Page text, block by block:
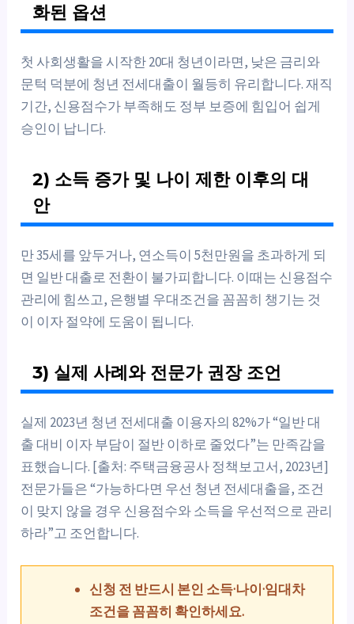
화된 옵션
첫 사회생활을 시작한 20대 청년이라면, 낮은 금리와
문턱 덕분에 청년 전세대출이 월등히 유리합니다. 재직
기간, 신용점수가 부족해도 정부 보증에 힘입어 쉽게
승인이 납니다.
2) 소득 증가 및 나이 제한 이후의 대
안
만 35세를 앞두거나, 연소득이 5천만원을 초과하게 되
면 일반 대출로 전환이 불가피합니다. 이때는 신용점수
관리에 힘쓰고, 은행별 우대조건을 꼼꼼히 챙기는 것
이 이자 절약에 도움이 됩니다.
3) 실제 사례와 전문가 권장 조언
실제 2023년 청년 전세대출 이용자의 82%가 “일반 대
출 대비 이자 부담이 절반 이하로 줄었다”는 만족감을
표했습니다. [출처: 주택금융공사 정책보고서, 2023년]
전문가들은 “가능하다면 우선 청년 전세대출을, 조건
이 맞지 않을 경우 신용점수와 소득을 우선적으로 관리
하라”고 조언합니다.
신청 전 반드시 본인 소득·나이·임대차
조건을 꼼꼼히 확인하세요.